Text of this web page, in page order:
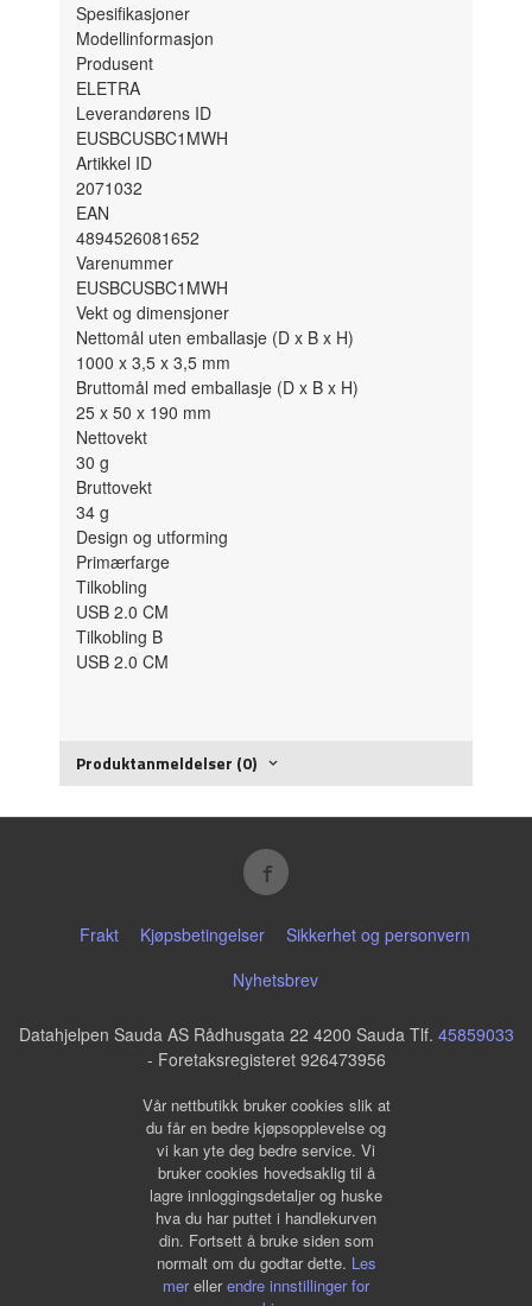
Spesifikasjoner
Modellinformasjon
Produsent
ELETRA
Leverandørens ID
EUSBCUSBC1MWH
Artikkel ID
2071032
EAN
4894526081652
Varenummer
EUSBCUSBC1MWH
Vekt og dimensjoner
Nettomål uten emballasje (D x B x H)
1000 x 3,5 x 3,5 mm
Bruttomål med emballasje (D x B x H)
25 x 50 x 190 mm
Nettovekt
30 g
Bruttovekt
34 g
Design og utforming
Primærfarge
Tilkobling
USB 2.0 CM
Tilkobling B
USB 2.0 CM
Produktanmeldelser (0)
Frakt Kjøpsbetingelser
Sikkerhet og personvern
Nyhetsbrev
Datahjelpen Sauda AS Rådhusgata 22 4200 Sauda Tlf. 45859033
- Foretaksregisteret 926473956
Vår nettbutikk bruker cookies slik at
du får en bedre kjøpsopplevelse og
vi kan yte deg bedre service. Vi
bruker cookies hovedsaklig til å
lagre innloggingsdetaljer og huske
hva du har puttet i handlekurven
din. Fortsett å bruke siden som
normalt om du godtar dette. Les
merellerendre innstillinger for